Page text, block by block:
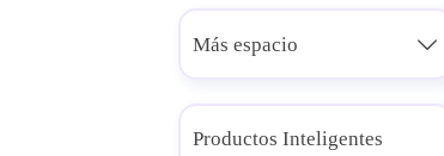
Más espacio 
Productos Inteligentes